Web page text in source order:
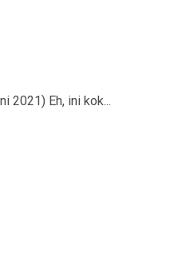
2021) Eh, ini kok...